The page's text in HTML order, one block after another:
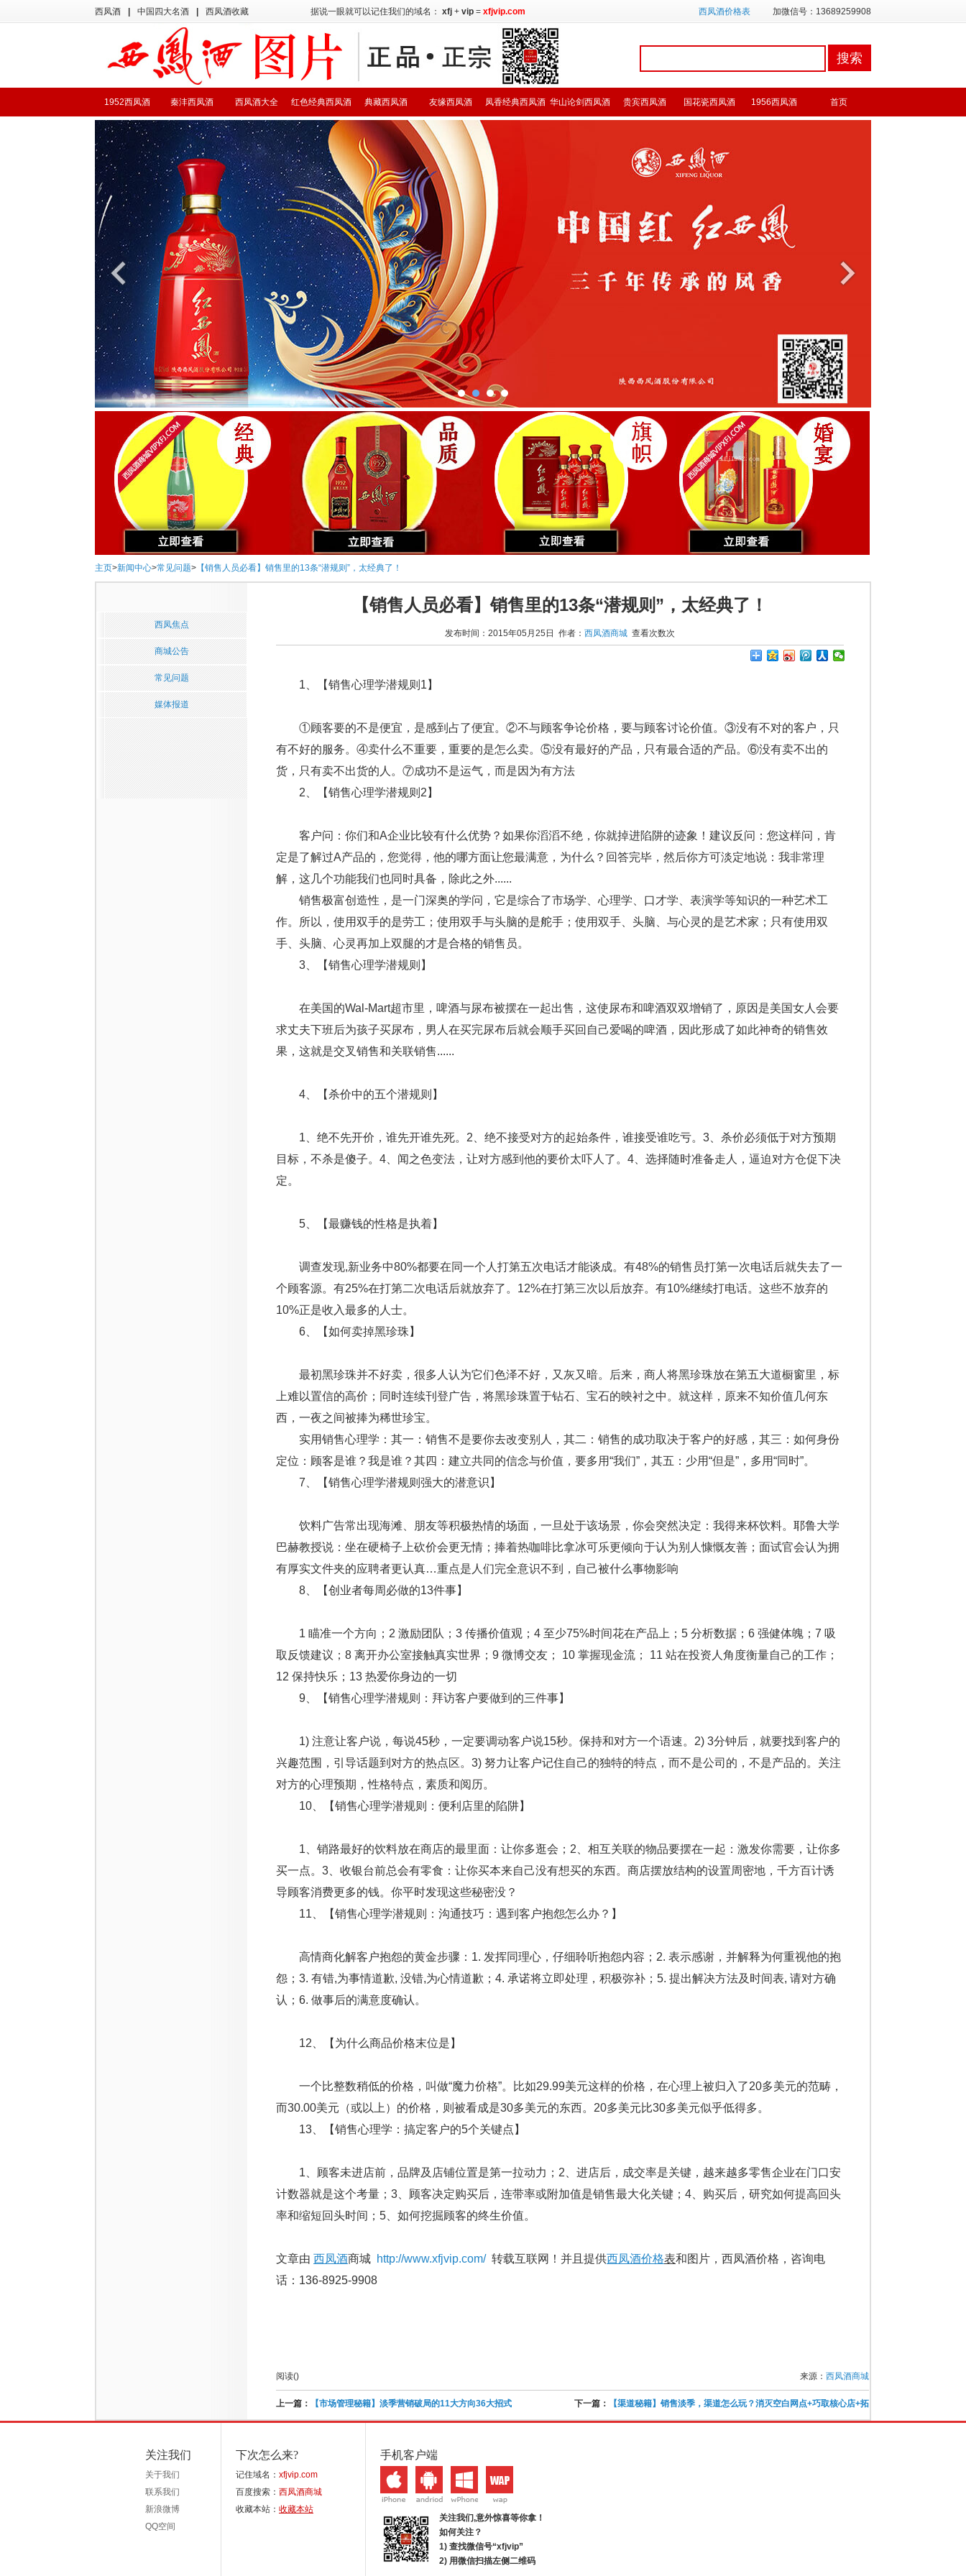
西凤酒 中国四大名酒 西凤酒收藏 据说一眼就可以记住我们的域名： xfj + vip = xfjvip.com 西凤酒价格表 加微信号：13689259908
首页
1956西凤酒
国花瓷西凤酒
贵宾西凤酒
华山论剑西凤酒
凤香经典西凤酒
友缘西凤酒
典藏西凤酒
红色经典西凤酒
西凤酒大全
秦沣西凤酒
1952西凤酒
主页>新闻中心>常见问题> 【销售人员必看】销售里的13条“潜规则”，太经典了！
西凤焦点
商城公告
常见问题
媒体报道
【销售人员必看】销售里的13条“潜规则”，太经典了！
发布时间：2015年05月25日 作者： 西凤酒商城 查看次数次
1、【销售心理学潜规则1】
①顾客要的不是便宜，是感到占了便宜。②不与顾客争论价格，要与顾客讨论价值。③没有不对的客户，只
有不好的服务。④卖什么不重要，重要的是怎么卖。⑤没有最好的产品，只有最合适的产品。⑥没有卖不出的
货，只有卖不出货的人。⑦成功不是运气，而是因为有方法
2、【销售心理学潜规则2】
客户问：你们和A企业比较有什么优势？如果你滔滔不绝，你就掉进陷阱的迹象！建议反问：您这样问，肯
定是了解过A产品的，您觉得，他的哪方面让您最满意，为什么？回答完毕，然后你方可淡定地说：我非常理
解，这几个功能我们也同时具备，除此之外......
销售极富创造性，是一门深奥的学问，它是综合了市场学、心理学、口才学、表演学等知识的一种艺术工
作。所以，使用双手的是劳工；使用双手与头脑的是舵手；使用双手、头脑、与心灵的是艺术家；只有使用双
手、头脑、心灵再加上双腿的才是合格的销售员。
3、【销售心理学潜规则】
在美国的Wal-Mart超市里，啤酒与尿布被摆在一起出售，这使尿布和啤酒双双增销了，原因是美国女人会要
求丈夫下班后为孩子买尿布，男人在买完尿布后就会顺手买回自己爱喝的啤酒，因此形成了如此神奇的销售效
果，这就是交叉销售和关联销售......
4、【杀价中的五个潜规则】
1、绝不先开价，谁先开谁先死。2、绝不接受对方的起始条件，谁接受谁吃亏。3、杀价必须低于对方预期
目标，不杀是傻子。4、闻之色变法，让对方感到他的要价太吓人了。4、选择随时准备走人，逼迫对方仓促下决
定。
5、【最赚钱的性格是执着】
调查发现,新业务中80%都要在同一个人打第五次电话才能谈成。有48%的销售员打第一次电话后就失去了一
个顾客源。有25%在打第二次电话后就放弃了。12%在打第三次以后放弃。有10%继续打电话。这些不放弃的
10%正是收入最多的人士。
6、【如何卖掉黑珍珠】
最初黑珍珠并不好卖，很多人认为它们色泽不好，又灰又暗。后来，商人将黑珍珠放在第五大道橱窗里，标
上难以置信的高价；同时连续刊登广告，将黑珍珠置于钻石、宝石的映衬之中。就这样，原来不知价值几何东
西，一夜之间被捧为稀世珍宝。
实用销售心理学：其一：销售不是要你去改变别人，其二：销售的成功取决于客户的好感，其三：如何身份
定位：顾客是谁？我是谁？其四：建立共同的信念与价值，要多用“我们”，其五：少用“但是”，多用“同时”。
7、【销售心理学潜规则强大的潜意识】
饮料广告常出现海滩、朋友等积极热情的场面，一旦处于该场景，你会突然决定：我得来杯饮料。耶鲁大学
巴赫教授说：坐在硬椅子上砍价会更无情；捧着热咖啡比拿冰可乐更倾向于认为别人慷慨友善；面试官会认为拥
有厚实文件夹的应聘者更认真…重点是人们完全意识不到，自己被什么事物影响
8、【创业者每周必做的13件事】
1 瞄准一个方向；2 激励团队；3 传播价值观；4 至少75%时间花在产品上；5 分析数据；6 强健体魄；7 吸
取反馈建议；8 离开办公室接触真实世界；9 微博交友； 10 掌握现金流； 11 站在投资人角度衡量自己的工作；
12 保持快乐；13 热爱你身边的一切
9、【销售心理学潜规则：拜访客户要做到的三件事】
1) 注意让客户说，每说45秒，一定要调动客户说15秒。保持和对方一个语速。2) 3分钟后，就要找到客户的
兴趣范围，引导话题到对方的热点区。3) 努力让客户记住自己的独特的特点，而不是公司的，不是产品的。关注
对方的心理预期，性格特点，素质和阅历。
10、【销售心理学潜规则：便利店里的陷阱】
1、销路最好的饮料放在商店的最里面：让你多逛会；2、相互关联的物品要摆在一起：激发你需要，让你多
买一点。3、收银台前总会有零食：让你买本来自己没有想买的东西。商店摆放结构的设置周密地，千方百计诱
导顾客消费更多的钱。你平时发现这些秘密没？
11、【销售心理学潜规则：沟通技巧：遇到客户抱怨怎么办？】
高情商化解客户抱怨的黄金步骤：1. 发挥同理心，仔细聆听抱怨内容；2. 表示感谢，并解释为何重视他的抱
怨；3. 有错,为事情道歉, 没错,为心情道歉；4. 承诺将立即处理，积极弥补；5. 提出解决方法及时间表, 请对方确
认；6. 做事后的满意度确认。
12、【为什么商品价格末位是】
一个比整数稍低的价格，叫做“魔力价格”。比如29.99美元这样的价格，在心理上被归入了20多美元的范畴，
而30.00美元（或以上）的价格，则被看成是30多美元的东西。20多美元比30多美元似乎低得多。
13、【销售心理学：搞定客户的5个关键点】
1、顾客未进店前，品牌及店铺位置是第一拉动力；2、进店后，成交率是关键，越来越多零售企业在门口安
计数器就是这个考量；3、顾客决定购买后，连带率或附加值是销售最大化关键；4、购买后，研究如何提高回头
率和缩短回头时间；5、如何挖掘顾客的终生价值。
文章由 西凤酒商城 http://www.xfjvip.com/转载互联网！并且提供西凤酒价格表和图片，西凤酒价格，咨询电
话：136-8925-9908
阅读() 来源： 西凤酒商城
上一篇： 【市场管理秘籍】淡季营销破局的11大方向36大招式 下一篇： 【渠道秘籍】销售淡季，渠道怎么玩？消灭空白网点+巧取核心店+拓
关注我们
关于我们
联系我们
新浪微博
QQ空间
下次怎么来?
记住域名： xfjvip.com
百度搜索： 西凤酒商城
收藏本站： 收藏本站
手机客户端
关注我们,意外惊喜等你拿！
如何关注？
1) 查找微信号“xfjvip”
2) 用微信扫描左侧二维码